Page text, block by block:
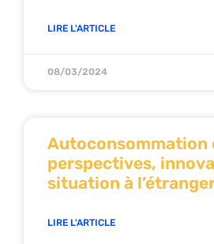
LIRE L'ARTICLE
08/03/2024
Autoconsommation
perspectives,
situation à
LIRE L'ARTICLE